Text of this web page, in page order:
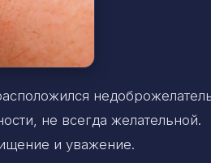
не всегда желательной.
и уважение.